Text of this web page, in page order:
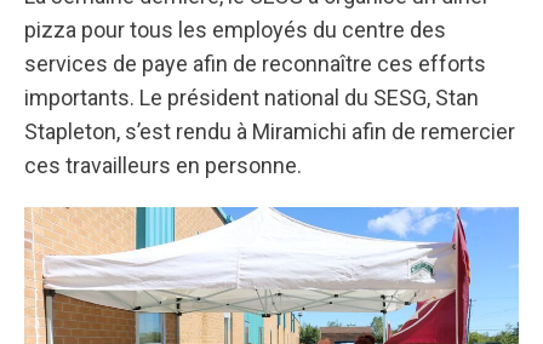
pizza pour tous les employés du centre des
services de paye afin de reconnaître ces efforts
importants. Le président national du SESG, Stan
Stapleton, s’est rendu à Miramichi afin de remercier
ces travailleurs en personne.